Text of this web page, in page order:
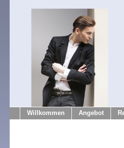
Willkommen Angebot